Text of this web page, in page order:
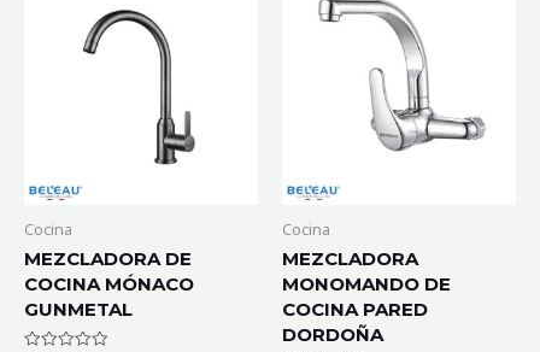
Cocina
MEZCLADORA DE
COCINA MÓNACO
GUNMETAL
COCINA
Cocina
MEZCLADORA
MONOMANDO DE
COCINA PARED
DORDOÑA
MONOMANDO